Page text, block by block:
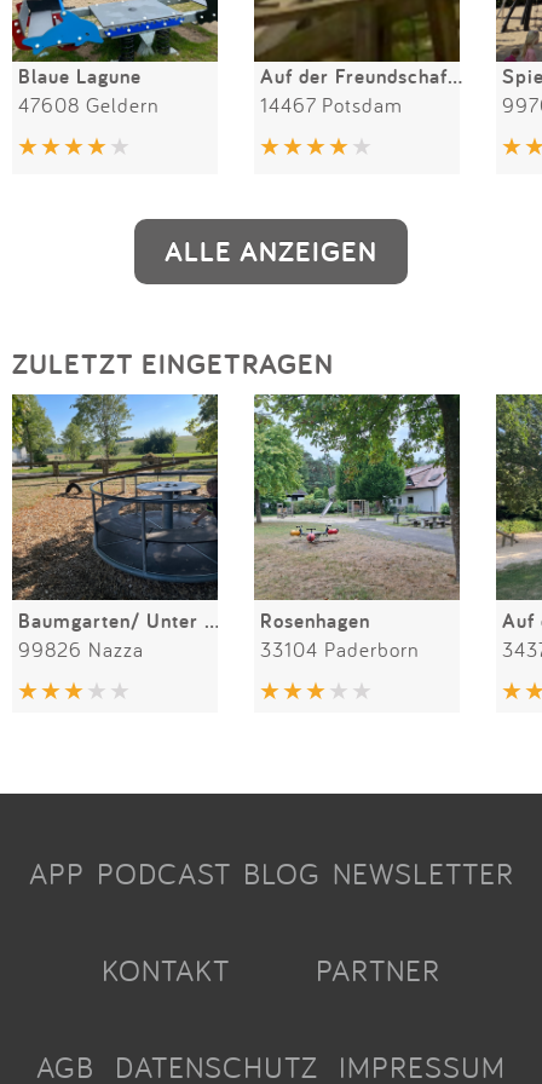
Blaue Lagune
47608 Geldern
Auf der Freundschaftsinsel
14467 Potsdam
ALLE ANZEIGEN
ZULETZT EINGETRAGEN
Baumgarten/ Unter den Linden
99826 Nazza
Rosenhagen
33104 Paderborn
Auf
APP PODCAST BLOG NEWSLETTER
KONTAKT PARTNER
AGB DATENSCHUTZ IMPRESSUM